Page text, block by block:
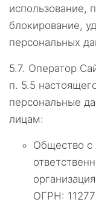
использование,
блокирование,
персональных
5.7. Оператор
п. 5.5
персональные
лицам:
Общество с
ОГРН: